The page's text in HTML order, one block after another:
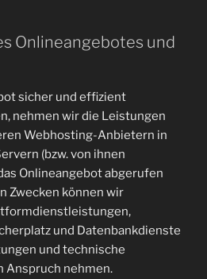
Onlineangebotes und
sicher und effizient
nehmen wir die Leistungen
Webhosting-Anbietern in
(bzw. von ihnen
Onlineangebot abgerufen
Zwecken können wir
und Datenbankdienste
und technische
Anspruch nehmen.